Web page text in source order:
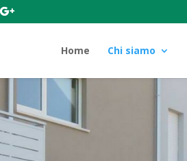
Home Chi siamo